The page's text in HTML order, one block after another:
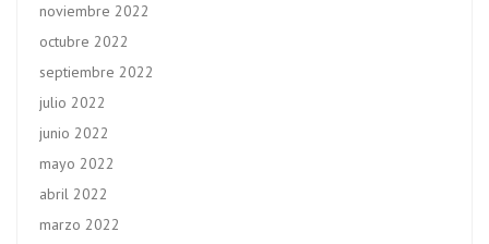
noviembre 2022
octubre 2022
septiembre 2022
julio 2022
junio 2022
mayo 2022
abril 2022
marzo 2022